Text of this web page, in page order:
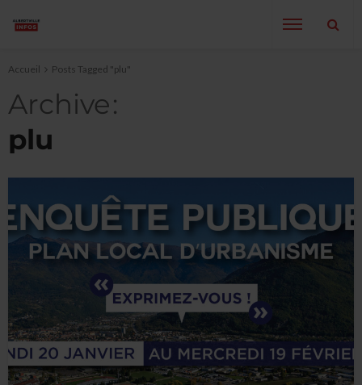
Accueil Posts Tagged "plu"
Archive
plu